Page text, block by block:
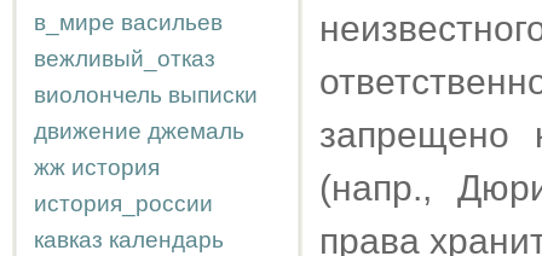
в_мире васильев
вежливый_отказ
виолончель выписки
движение джемаль
жж история
история_россии
кавказ календарь
запрещено
(напр.,
права